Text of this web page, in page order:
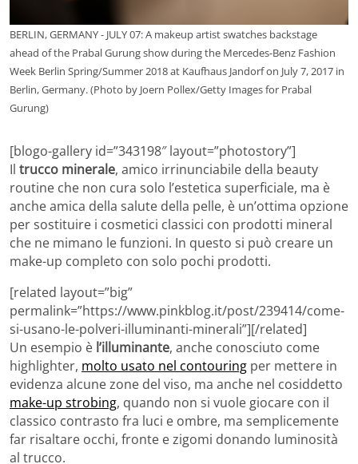
BERLIN, GERMANY - JULY 07: A makeup artist swatches backstage
ahead of the Prabal Gurung show during the Mercedes-Benz Fashion
Week Berlin Spring/Summer 2018 at Kaufhaus Jandorf on July 7, 2017 in
Berlin, Germany. (Photo by Joern Pollex/Getty Images for Prabal
Gurung)
[blogo-gallery id=”343198″ layout=”photostory”]
Il trucco minerale, amico irrinunciabile della beauty
routine che non cura solo l’estetica superficiale, ma è
anche amica della salute della pelle, è un’ottima opzione
per sostituire i cosmetici classici con prodotti mineral
che ne mimano le funzioni. In questo si può creare un
make-up completo con solo pochi prodotti.
[related layout=”big”
permalink=”https://www.pinkblog.it/post/239414/come-
si-usano-le-polveri-illuminanti-minerali”][/related]
Un esempio è l’illuminante, anche conosciuto come
highlighter, molto usato nel contouring per mettere in
evidenza alcune zone del viso, ma anche nel cosiddetto
make-up strobing, quando non si vuole giocare con il
classico contrasto fra luci e ombre, ma semplicemente
far risaltare occhi, fronte e zigomi donando luminosità
al trucco.